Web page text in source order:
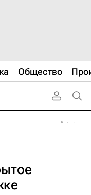
Общество